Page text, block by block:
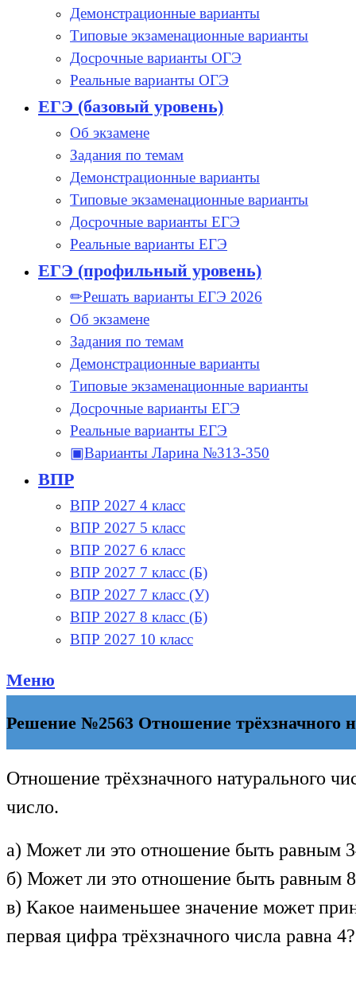
Демонстрационные варианты
Типовые экзаменационные варианты
Досрочные варианты ОГЭ
Реальные варианты ОГЭ
ЕГЭ (базовый уровень)
Об экзамене
Задания по темам
Демонстрационные варианты
Типовые экзаменационные варианты
Досрочные варианты ЕГЭ
Реальные варианты ЕГЭ
ЕГЭ (профильный уровень)
✏Решать варианты ЕГЭ 2026
Об экзамене
Задания по темам
Демонстрационные варианты
Типовые экзаменационные варианты
Досрочные варианты ЕГЭ
Реальные варианты ЕГЭ
▣Варианты Ларина №313-350
ВПР
ВПР 2027 4 класс
ВПР 2027 5 класс
ВПР 2027 6 класс
ВПР 2027 7 класс (Б)
ВПР 2027 7 класс (У)
ВПР 2027 8 класс (Б)
ВПР 2027 10 класс
Меню
Решение №2563 Отношение трёхзначного
Отношение трёхзначного натурального
число.
а) Может ли это отношение быть равным
б) Может ли это отношение быть равным
в) Какое наименьшее значение может
первая цифра трёхзначного числа равна 4?